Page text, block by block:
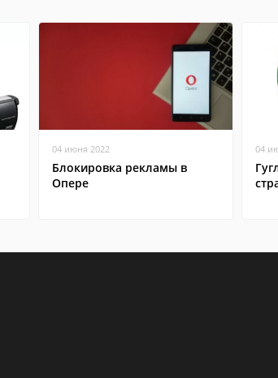
04 июня 2022
Блокировка рекламы в
Опере
04